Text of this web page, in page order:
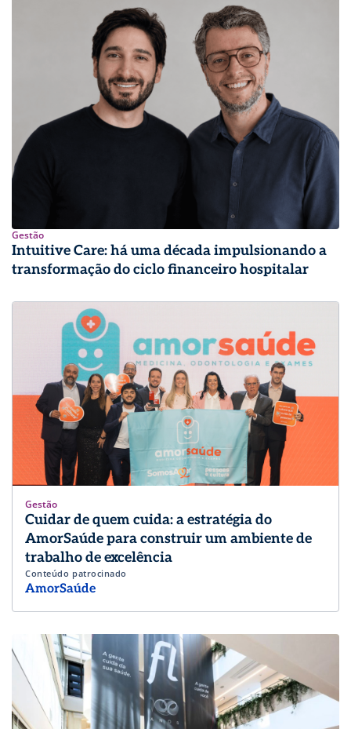
Gestão
Intuitive Care: há uma década impulsionando a
transformação do ciclo financeiro hospitalar
Gestão
Cuidar de quem cuida: a estratégia do
AmorSaúde para construir um ambiente de
trabalho de excelência
Conteúdo patrocinado
AmorSaúde